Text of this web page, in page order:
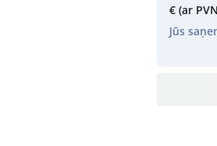
€ (ar
Jūs